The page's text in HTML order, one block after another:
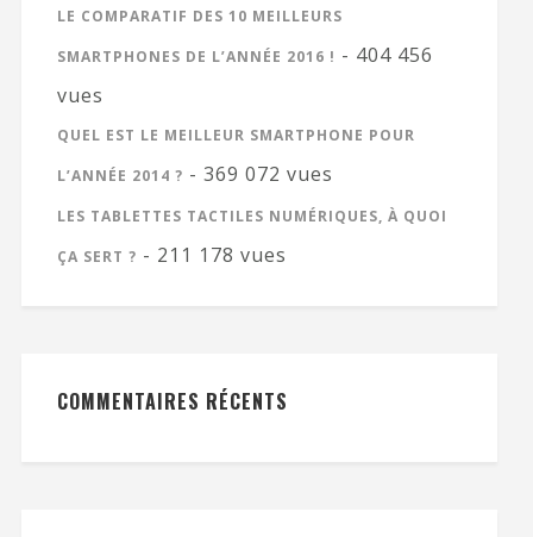
LE COMPARATIF DES 10 MEILLEURS
SMARTPHONES DE L’ANNÉE 2016 ! - 404 456
vues
QUEL EST LE MEILLEUR SMARTPHONE POUR
L’ANNÉE 2014 ? - 369 072 vues
LES TABLETTES TACTILES NUMÉRIQUES, À QUOI
ÇA SERT ? - 211 178 vues
COMMENTAIRES RÉCENTS